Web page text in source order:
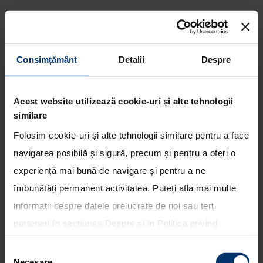
Consimțământ Detalii Despre
Acest website utilizează cookie-uri și alte tehnologii
similare
Folosim cookie-uri și alte tehnologii similare pentru a face
navigarea posibilă și sigură, precum și pentru a oferi o
experiență mai bună de navigare și pentru a ne
îmbunătăți permanent activitatea. Puteți afla mai multe
informații despre datele prelucrate de noi sau terți
parteneri în secțiunea Despre și în Politica privind
toate cookie-urile, una sau mai multe categorii sau să
Hyundai Grand Santa Fe,
masina oficiala a concertului
The Cat Empire